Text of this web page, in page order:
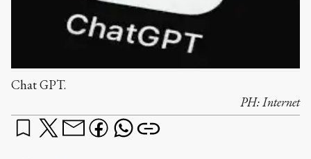
Chat GPT.
PH:Internet